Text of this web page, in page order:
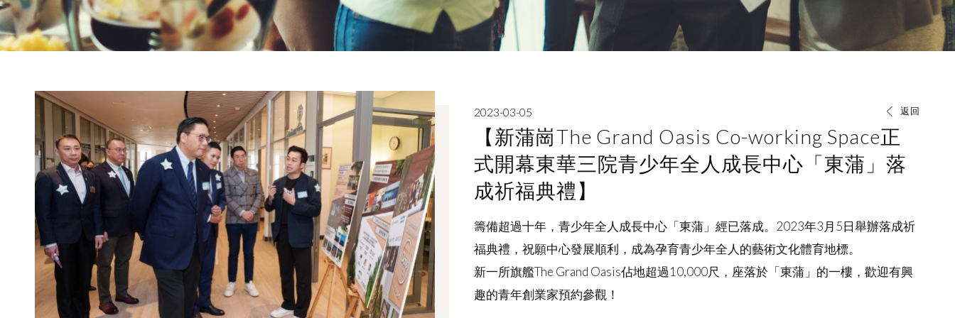
返回
2023-03-05
【新蒲崗The Grand Oasis Co-working Space正
式開幕東華三院青少年全人成長中心「東蒲」落
成祈福典禮】
籌備超過十年，青少年全人成長中心「東蒲」經已落成。2023年3月5日舉辦落成祈
福典禮，祝願中心發展順利，成為孕育青少年全人的藝術文化體育地標。
新一所旗艦The Grand Oasis佔地超過10,000尺，座落於「東蒲」的一樓，歡迎有興
趣的青年創業家預約參觀！